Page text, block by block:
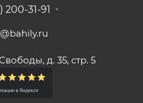
200-31-91
д. 35, стр. 5